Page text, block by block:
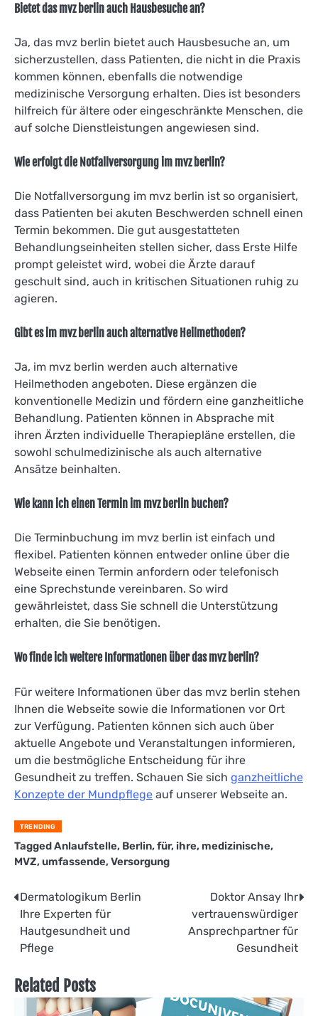
Bietet das mvz berlin auch Hausbesuche an?
Ja, das mvz berlin bietet auch Hausbesuche an, um
sicherzustellen, dass Patienten, die nicht in die Praxis
kommen können, ebenfalls die notwendige
medizinische Versorgung erhalten. Dies ist besonders
hilfreich für ältere oder eingeschränkte Menschen, die
auf solche Dienstleistungen angewiesen sind.
Wie erfolgt die Notfallversorgung im mvz berlin?
Die Notfallversorgung im mvz berlin ist so organisiert,
dass Patienten bei akuten Beschwerden schnell einen
Termin bekommen. Die gut ausgestatteten
Behandlungseinheiten stellen sicher, dass Erste Hilfe
prompt geleistet wird, wobei die Ärzte darauf
geschult sind, auch in kritischen Situationen ruhig zu
agieren.
Gibt es im mvz berlin auch alternative Heilmethoden?
Ja, im mvz berlin werden auch alternative
Heilmethoden angeboten. Diese ergänzen die
konventionelle Medizin und fördern eine ganzheitliche
Behandlung. Patienten können in Absprache mit
ihren Ärzten individuelle Therapiepläne erstellen, die
sowohl schulmedizinische als auch alternative
Ansätze beinhalten.
Wie kann ich einen Termin im mvz berlin buchen?
Die Terminbuchung im mvz berlin ist einfach und
flexibel. Patienten können entweder online über die
Webseite einen Termin anfordern oder telefonisch
eine Sprechstunde vereinbaren. So wird
gewährleistet, dass Sie schnell die Unterstützung
erhalten, die Sie benötigen.
Wo finde ich weitere Informationen über das mvz berlin?
Für weitere Informationen über das mvz berlin stehen
Ihnen die Webseite sowie die Informationen vor Ort
zur Verfügung. Patienten können sich auch über
aktuelle Angebote und Veranstaltungen informieren,
um die bestmögliche Entscheidung für ihre
Gesundheit zu treffen. Schauen Sie sich ganzheitliche
Konzepte der Mundpflege auf unserer Webseite an.
TRENDING
TaggedAnlaufstelle, Berlin, für, ihre, medizinische,
MVZ, umfassende, Versorgung
Beitragsnavigation
Dermatologikum Berlin
Ihre Experten für
Hautgesundheit und
Pflege
Doktor Ansay Ihr
vertrauenswürdiger
Ansprechpartner für
Gesundheit
Related Posts